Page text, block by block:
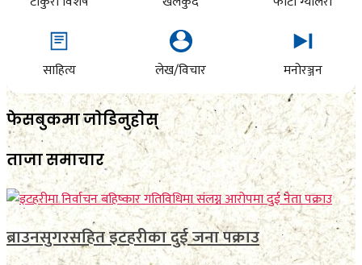
साहित्य लेख/विचार मनोरञ्जन
फेसबुकमा जाेडिनुहाेस्
ताजा समाचार
ब्राउनसुगरसहित इटहरीका दुई जना पक्राउ